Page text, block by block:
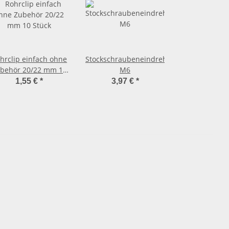
einfach ohne
20/22 mm 10
Stück
1,55 €*
Stockschraubeneindreher
M6
3,97 € *